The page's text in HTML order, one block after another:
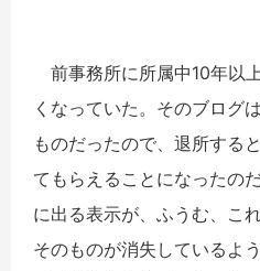
前事務所に所属中10年以
くなっていた。そのブログ
ものだったので、退所する
てもらえることになったの
に出る表示が、ふうむ、こ
そのものが消失しているよ